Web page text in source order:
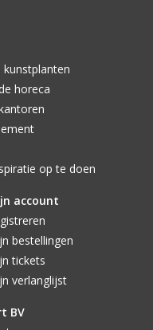
horeca
op te doen
account
bestellingen
tickets
verlanglijst
BV